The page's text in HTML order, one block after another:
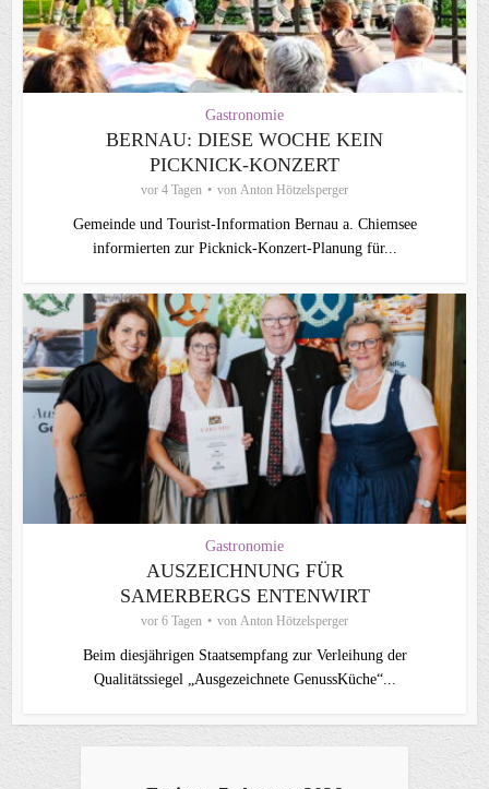
Gastronomie
BERNAU: DIESE WOCHE KEIN
PICKNICK-KONZERT
vor 4 Tagen von Anton Hötzelsperger
Gemeinde und Tourist-Information Bernau a. Chiemsee
informierten zur Picknick-Konzert-Planung für...
Gastronomie
AUSZEICHNUNG FÜR
SAMERBERGS ENTENWIRT
vor 6 Tagen von Anton Hötzelsperger
Beim diesjährigen Staatsempfang zur Verleihung der
Qualitätssiegel „Ausgezeichnete GenussKüche“...